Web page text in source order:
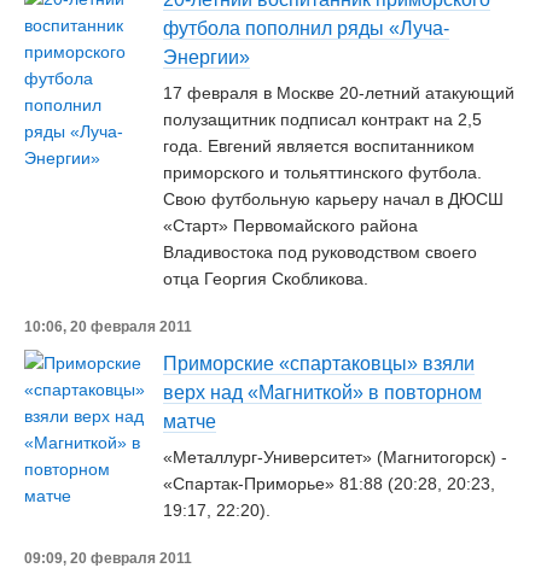
футбола пополнил ряды «Луча-
Энергии»
17 февраля в Москве 20-летний атакующий
полузащитник подписал контракт на 2,5
года. Евгений является воспитанником
приморского и тольяттинского футбола.
Свою футбольную карьеру начал в ДЮСШ
«Старт» Первомайского района
Владивостока под руководством своего
отца Георгия Скобликова.
10:06, 20 февраля 2011
Приморские «спартаковцы» взяли
верх над «Магниткой» в повторном
матче
«Металлург-Университет» (Магнитогорск) -
«Спартак-Приморье» 81:88 (20:28, 20:23,
19:17, 22:20).
09:09, 20 февраля 2011